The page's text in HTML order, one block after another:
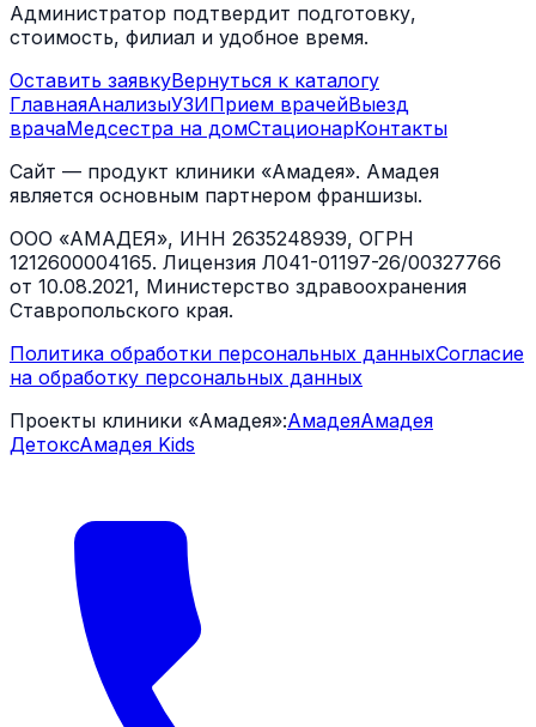
Администратор подтвердит подготовку,
стоимость, филиал и удобное время.
Оставить заявкуВернуться к каталогу
ГлавнаяАнализыУЗИПрием врачейВыезд
врачаМедсестра на домСтационарКонтакты
Сайт — продукт клиники «Амадея». Амадея
является основным партнером франшизы.
ООО «АМАДЕЯ», ИНН 2635248939, ОГРН
1212600004165. Лицензия Л041-01197-26/00327766
от 10.08.2021, Министерство здравоохранения
Ставропольского края.
Политика обработки персональных данныхСогласие
на обработку персональных данных
Проекты клиники «Амадея»:АмадеяАмадея
ДетоксАмадея Kids